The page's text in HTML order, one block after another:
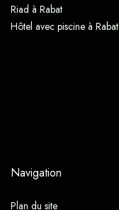
Riad à Rabat
Hôtel avec piscine à Rabat
Navigation
Plan du site